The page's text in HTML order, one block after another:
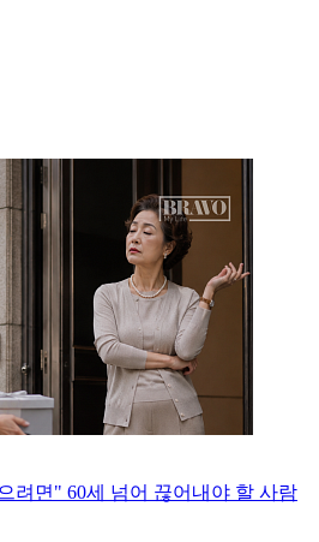
려면" 60세 넘어 끊어내야 할 사람